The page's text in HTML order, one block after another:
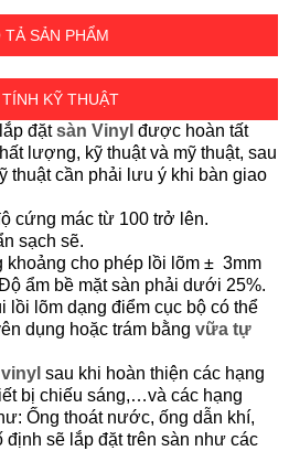
TẢ SẢN PHẨM
KỸ THUẬT
đặtsàn Vinyl được hoàn tất
lượng, kỹ thuật và mỹ thuật, sau
thuật cần phải lưu ý khi bàn giao
cứng mác từ 100 trở lên.
sạch sẽ.
khoảng cho phép lồi lõm ± 3mm
ẩm bề mặt sàn phải dưới 25%.
lồi lõm dạng điểm cục bộ có thể
dụng hoặc trám bằng vữa tự
sau khi hoàn thiện các hạng
bị chiếu sáng,…và các hạng
Ống thoát nước, ống dẫn khí,
định sẽ lắp đặt trên sàn như các